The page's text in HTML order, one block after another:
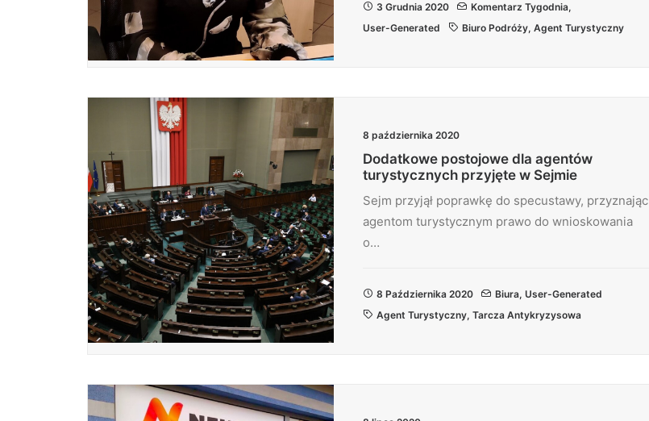
3 Grudnia 2020 Komentarz Tygodnia,
User-Generated
Biuro Podróży, Agent Turystyczny
8 października 2020
Dodatkowe postojowe dla agentów
turystycznych przyjęte w Sejmie
Sejm przyjął poprawkę do specustawy, przyznając
agentom turystycznym prawo do wnioskowania
o…
8 Października 2020 Biura, User-Generated
Agent Turystyczny, Tarcza Antykryzysowa